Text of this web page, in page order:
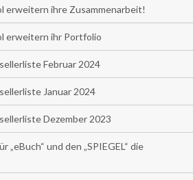
erweitern ihre Zusammenarbeit!
erweitern ihr Portfolio
Februar 2024
Januar 2024
Dezember 2023
und den „SPIEGEL“ die